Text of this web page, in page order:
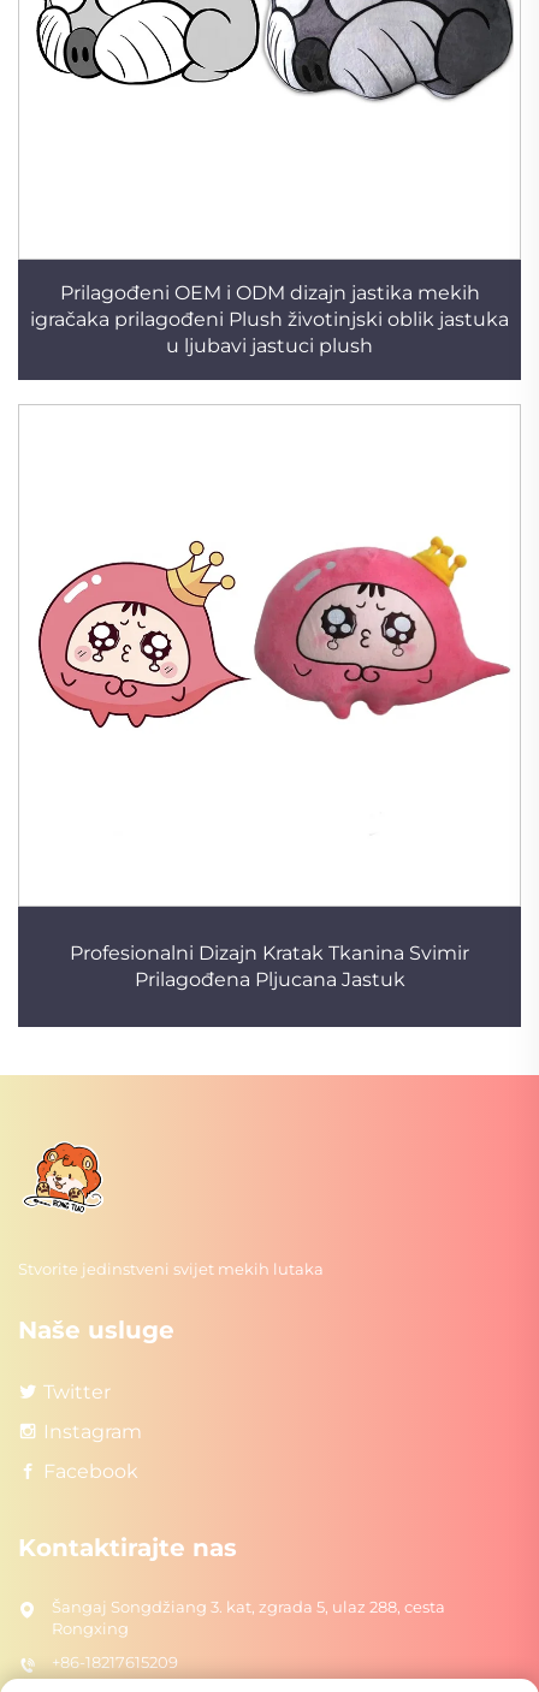
Prilagođeni OEM i ODM dizajn jastika mekih
igračaka prilagođeni Plush životinjski oblik jastuka
u ljubavi jastuci plush
Profesionalni Dizajn Kratak Tkanina Svimir
Prilagođena Pljucana Jastuk
Stvorite jedinstveni svijet mekih lutaka
Naše usluge
Twitter
Instagram
Facebook
Kontaktirajte nas
Šangaj Songdžiang 3. kat, zgrada 5, ulaz 288, cesta
Rongxing
+86-18217615209